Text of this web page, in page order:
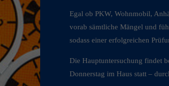
Egal ob PKW, Wohnmobil,
vorab sämtliche Mängel und
sodass einer erfolgreichen
Die Hauptuntersuchung findet
Donnerstag im Haus statt –